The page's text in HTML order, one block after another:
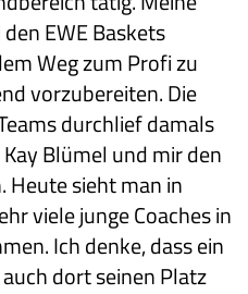
EWE Baskets
Weg zum Profi zu
vorzubereiten. Die
durchlief damals
Blümel und mir den
Heute sieht man in
viele junge Coaches in
Ich denke, dass ein
dort seinen Platz